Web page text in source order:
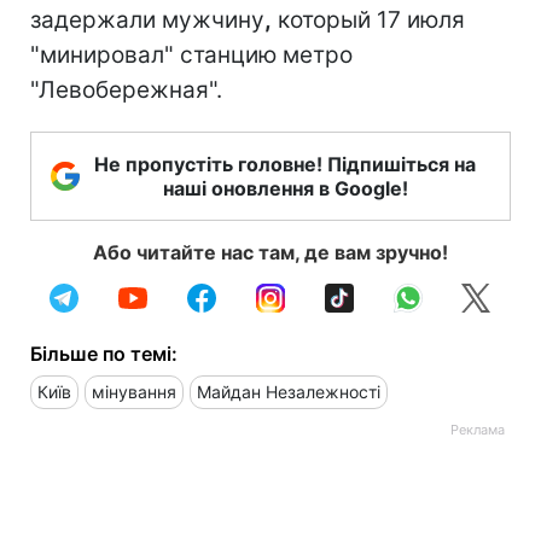
задержали мужчину, который 17 июля
"минировал" станцию метро
"Левобережная".
Не пропустіть головне! Підпишіться на
наші оновлення в Google!
Або читайте нас там, де вам зручно!
Більше по темі:
Київ мінування Майдан Незалежності